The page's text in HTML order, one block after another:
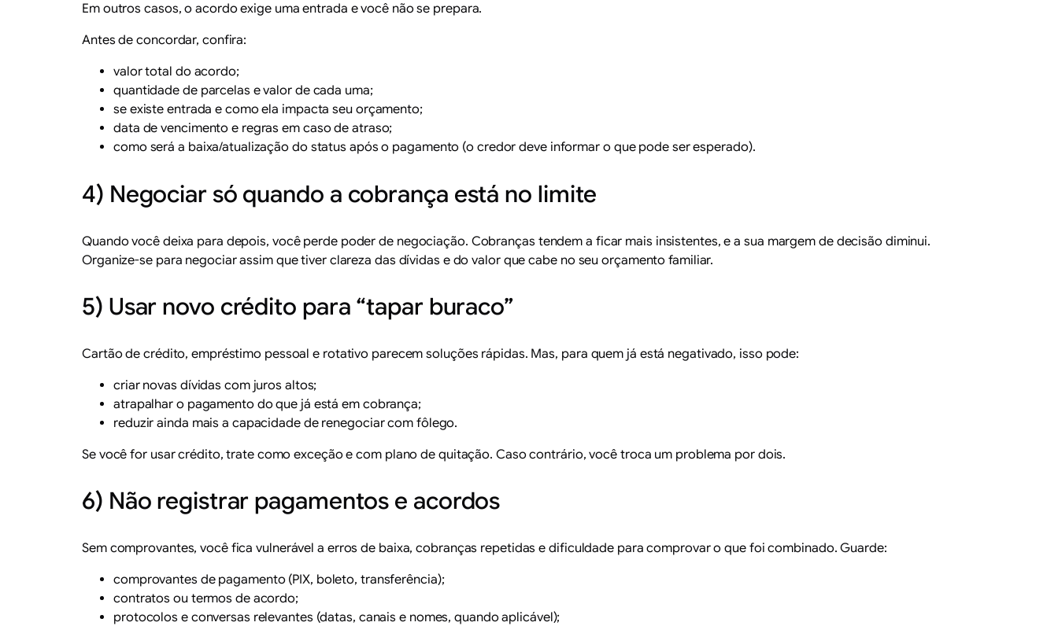
Em outros casos, o acordo exige uma entrada e você não se prepara.
Antes de concordar, confira:
valor total do acordo;
quantidade de parcelas e valor de cada uma;
se existe entrada e como ela impacta seu orçamento;
data de vencimento e regras em caso de atraso;
como será a baixa/atualização do status após o pagamento (o credor deve informar o que pode ser esperado).
4) Negociar só quando a cobrança está no limite
Quando você deixa para depois, você perde poder de negociação. Cobranças tendem a ficar mais insistentes, e a sua margem de decisão diminui.
Organize-se para negociar assim que tiver clareza das dívidas e do valor que cabe no seu orçamento familiar.
5) Usar novo crédito para “tapar buraco”
Cartão de crédito, empréstimo pessoal e rotativo parecem soluções rápidas. Mas, para quem já está negativado, isso pode:
criar novas dívidas com juros altos;
atrapalhar o pagamento do que já está em cobrança;
reduzir ainda mais a capacidade de renegociar com fôlego.
Se você for usar crédito, trate como exceção e com plano de quitação. Caso contrário, você troca um problema por dois.
6) Não registrar pagamentos e acordos
Sem comprovantes, você fica vulnerável a erros de baixa, cobranças repetidas e dificuldade para comprovar o que foi combinado. Guarde:
comprovantes de pagamento (PIX, boleto, transferência);
contratos ou termos de acordo;
protocolos e conversas relevantes (datas, canais e nomes, quando aplicável);